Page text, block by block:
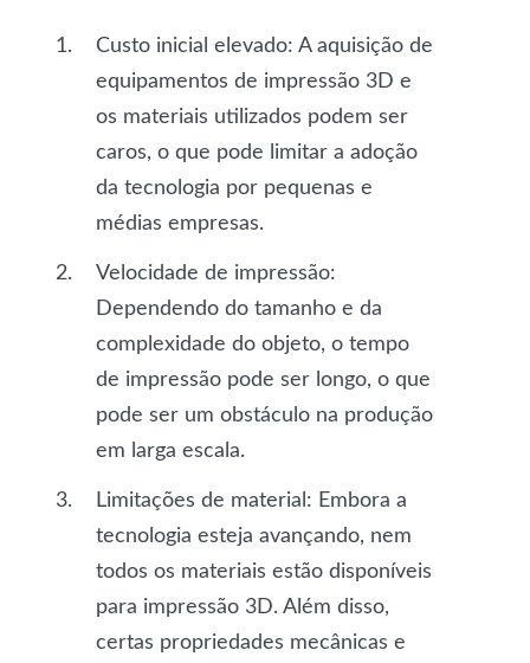
Custo inicial elevado: A aquisição de
equipamentos de impressão 3D e
os materiais utilizados podem ser
caros, o que pode limitar a adoção
da tecnologia por pequenas e
médias empresas.
Velocidade de impressão:
Dependendo do tamanho e da
complexidade do objeto, o tempo
de impressão pode ser longo, o que
pode ser um obstáculo na produção
em larga escala.
Limitações de material : Embora a
tecnologia esteja avançando, nem
todos os materiais estão disponíveis
para impressão 3D. Além disso,
certas propriedades mecânicas e